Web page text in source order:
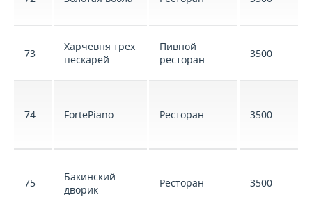
73
Харчевня трех
пескарей
Пивной
ресторан
3500
74 FortePiano Ресторан 3500
75
Бакинский
дворик
Ресторан 3500